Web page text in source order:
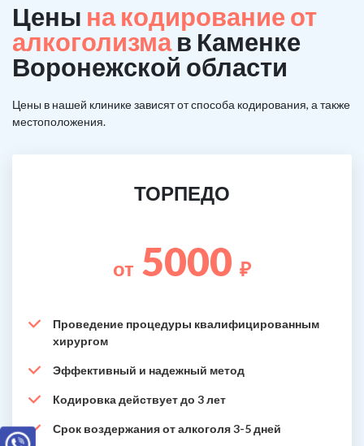
Цены на кодирование от
алкоголизмав Каменке
Воронежской области
Цены в нашей клинике зависят от способа кодирования, а также
местоположения.
ТОРПЕДО
от 5000 ₽
Проведение процедуры квалифицированным
хирургом
Эффективный и надежный метод
Кодировка действует до 3 лет
Срок воздержания от алкоголя 3-5 дней